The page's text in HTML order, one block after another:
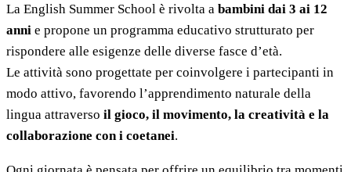
La English Summer School è rivolta a bambini dai 3 ai 12
anni e propone un programma educativo strutturato per
rispondere alle esigenze delle diverse fasce d’età.
Le attività sono progettate per coinvolgere i partecipanti in
modo attivo, favorendo l’apprendimento naturale della
lingua attraverso il gioco, il movimento, la creatività e la
collaborazione con i coetanei.